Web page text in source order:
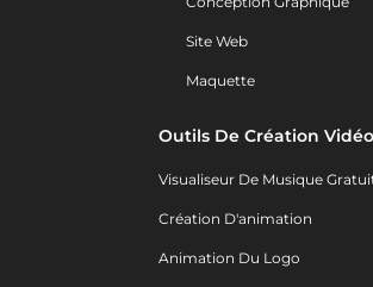
Site Web
Maquette
Outils De Création Vidéo
Visualiseur De Musique
Création D'animation
Animation Du Logo